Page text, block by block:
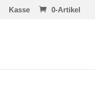
Kasse 0-Artikel